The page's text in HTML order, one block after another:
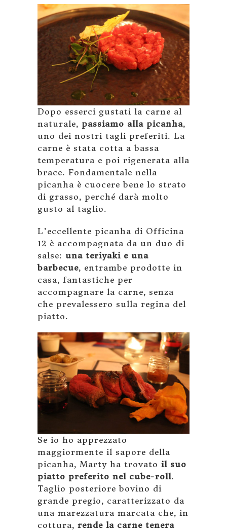
Dopo esserci gustati la carne al
naturale, passiamo alla picanha,
uno dei nostri tagli preferiti. La
carne è stata cotta a bassa
temperatura e poi rigenerata alla
brace. Fondamentale nella
picanha è cuocere bene lo strato
di grasso, perché darà molto
gusto al taglio.
L’eccellente picanha di Officina
12 è accompagnata da un duo di
salse: una teriyaki e una
barbecue, entrambe prodotte in
casa, fantastiche per
accompagnare la carne, senza
che prevalessero sulla regina del
piatto.
Se io ho apprezzato
maggiormente il sapore della
picanha, Marty ha trovato il suo
piatto preferito nel cube-roll.
Taglio posteriore bovino di
grande pregio, caratterizzato da
una marezzatura marcata che, in
cottura, rende la carne tenera